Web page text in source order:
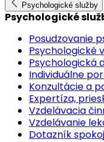
Psychologické služby
Psychologické
Posudzovanie
Psychologické
Psychologická
Individuálne
Konzultácie a
Expertíza,
Vzdelávacia
Vzdelávanie
Dotazník